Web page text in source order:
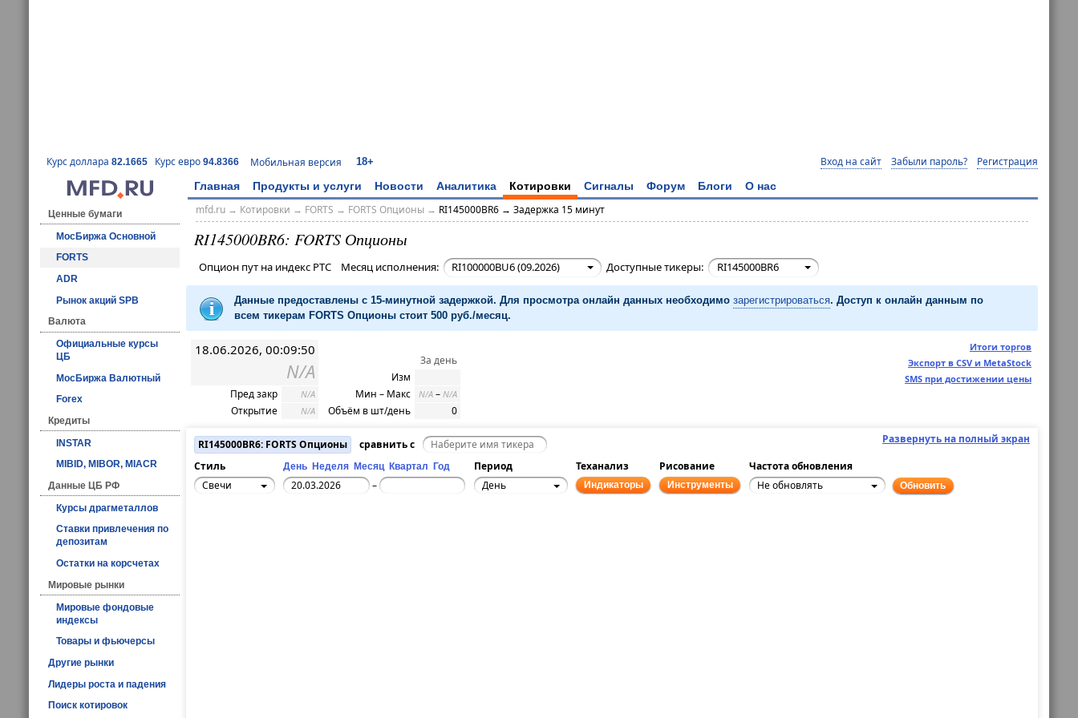
Курс доллара 82.1665 Курс евро 94.8366 Мобильная версия 18+ Вход на сайт Забыли пароль? Регистрация
Главная Продукты и услуги Новости Аналитика Котировки Сигналы Форум Блоги О нас
Ценные бумаги
МосБиржа Основной
FORTS
ADR
Рынок акций SPB
Валюта
Официальные курсы
ЦБ
МосБиржа Валютный
Forex
Кредиты
INSTAR
MIBID, MIBOR, MIACR
Данные ЦБ РФ
Курсы драгметаллов
Ставки привлечения по
депозитам
Остатки на корсчетах
Мировые рынки
Мировые фондовые
индексы
Товары и фьючерсы
Другие рынки
Лидеры роста и падения
Поиск котировок
mfd.ru→ Котировки → FORTS → FORTS Опционы→ RI145000BR6 → Задержка 15 минут
RI145000BR6: FORTS Опционы
Опцион пут на индекс РТС Месяц исполнения: RI100000BU6 (09.2026) Доступные тикеры: RI145000BR6
Данные предоставлены с 15-минутной задержкой. Для просмотра онлайн данных необходимо зарегистрироваться. Доступ к онлайн данным по
всем тикерам FORTS Опционы стоит 500 руб./месяц.
Итоги торгов
Экспорт в CSV и MetaStock
SMS при достижении цены
18.06.2026, 00:09:50
N/A
Пред закр N/A
Открытие N/A
За день
Изм
Мин – Макс
N/A – N/A
Объём в шт/день 0
Развернуть на полный экран
RI145000BR6: FORTS Опционы
сравнить с
Стиль
День Неделя Месяц Квартал Год Период Теханализ Рисование
Частота обновления
Свечи
– День Индикаторы Инструменты Не обновлять Обновить